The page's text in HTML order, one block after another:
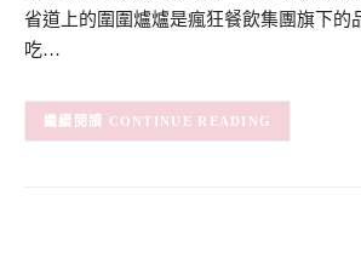
省道上的圍圍爐爐是瘋狂餐飲集團旗下的
吃…
CONTINUE READING